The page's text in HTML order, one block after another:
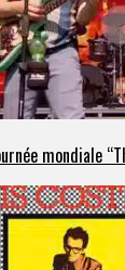
mondiale